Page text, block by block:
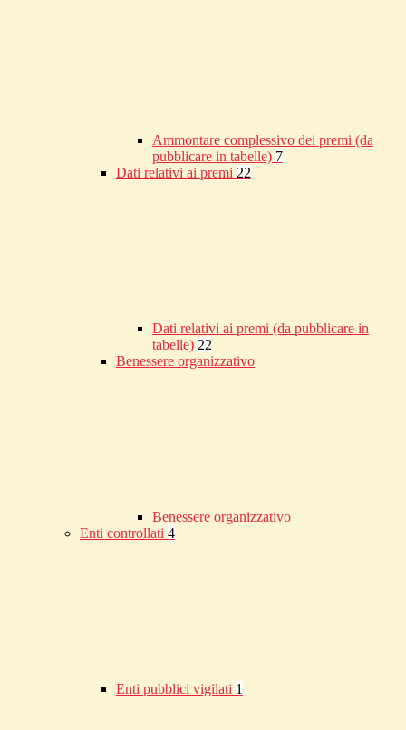
Ammontare complessivo dei premi (da
pubblicare in tabelle) 7
Dati relativi ai premi 22
Dati relativi ai premi (da pubblicare in
tabelle) 22
Benessere organizzativo
Benessere organizzativo
Enti controllati 4
Enti pubblici vigilati 1